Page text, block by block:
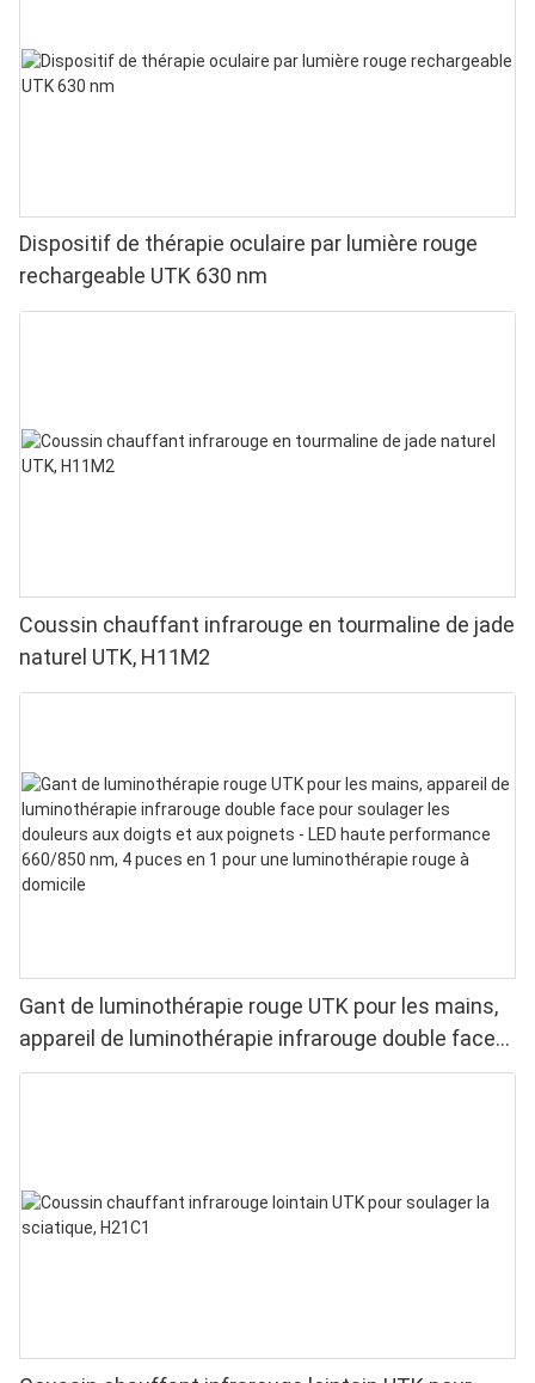
Dispositif de thérapie oculaire par lumière rouge
rechargeable UTK 630 nm
Coussin chauffant infrarouge en tourmaline de jade
naturel UTK, H11M2
Gant de luminothérapie rouge UTK pour les mains,
appareil de luminothérapie infrarouge double face
pour soulager les douleurs aux doigts et aux